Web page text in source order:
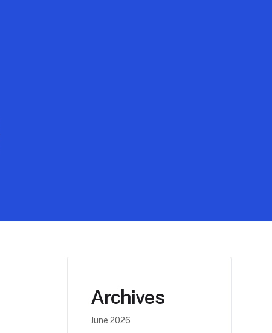
Archives
June 2026